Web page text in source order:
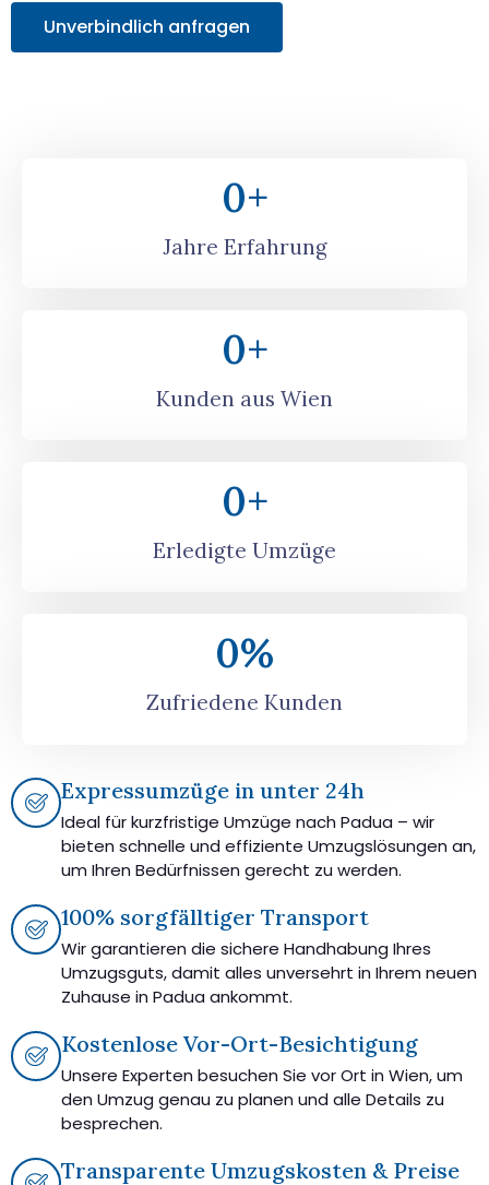
Unverbindlich anfragen
Jahre Erfahrung
0+
Kunden aus Wien
0+
Erledigte Umzüge
0+
Zufriedene Kunden
0%
Expressumzüge in unter 24h
Ideal für kurzfristige Umzüge nach Padua – wir
bieten schnelle und effiziente Umzugslösungen an,
um Ihren Bedürfnissen gerecht zu werden.
100% sorgfälltiger Transport
Wir garantieren die sichere Handhabung Ihres
Umzugsguts, damit alles unversehrt in Ihrem neuen
Zuhause in Padua ankommt.
Kostenlose Vor-Ort-Besichtigung
Unsere Experten besuchen Sie vor Ort in Wien, um
den Umzug genau zu planen und alle Details zu
besprechen.
Transparente Umzugskosten & Preise